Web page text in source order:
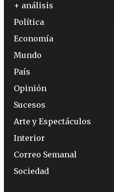
+ análisis
Política
Economía
Mundo
País
Opinión
Sucesos
Arte y Espectáculos
Interior
Correo Semanal
Sociedad